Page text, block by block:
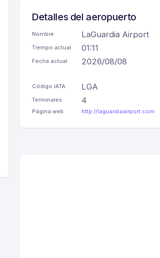
Detalles del aeropuerto
Nombre LaGuardia Airport
Tiempo actual 01:11
Fecha actual 2026/08/08
Código IATA LGA
Terminales 4
Página web http://laguardiaairport.com